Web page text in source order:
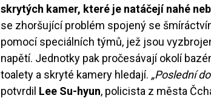
skrytých kamer, které je natáčejí nahé
se zhoršující problém spojený se
pomocí speciálních týmů, jež jsou
napětí. Jednotky pak pročesávají okolí
toalety a skryté kamery hledají. „Poslední
potvrdil Lee Su-hyun, policista z města